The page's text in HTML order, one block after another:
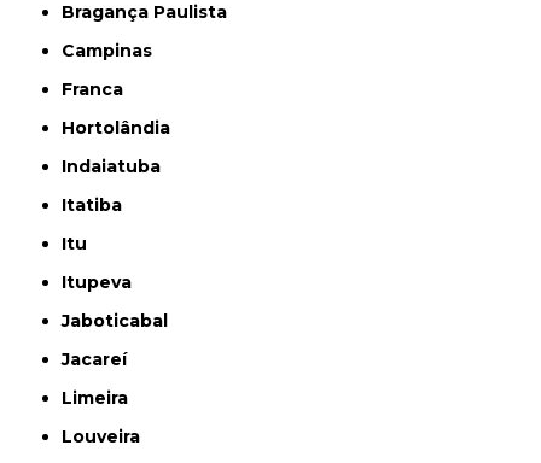
Bragança Paulista
Campinas
Franca
Hortolândia
Indaiatuba
Itatiba
Itu
Itupeva
Jaboticabal
Jacareí
Limeira
Louveira